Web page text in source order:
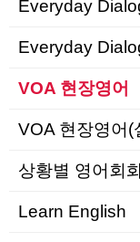
Everyday
Everyday
VOA 현장영어
VOA 현장영어(
상황별 영어회
Learn English